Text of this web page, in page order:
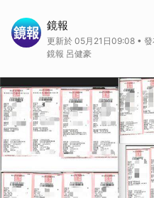
鏡報
更新於 05月21日09:08 •
鏡報 呂健豪